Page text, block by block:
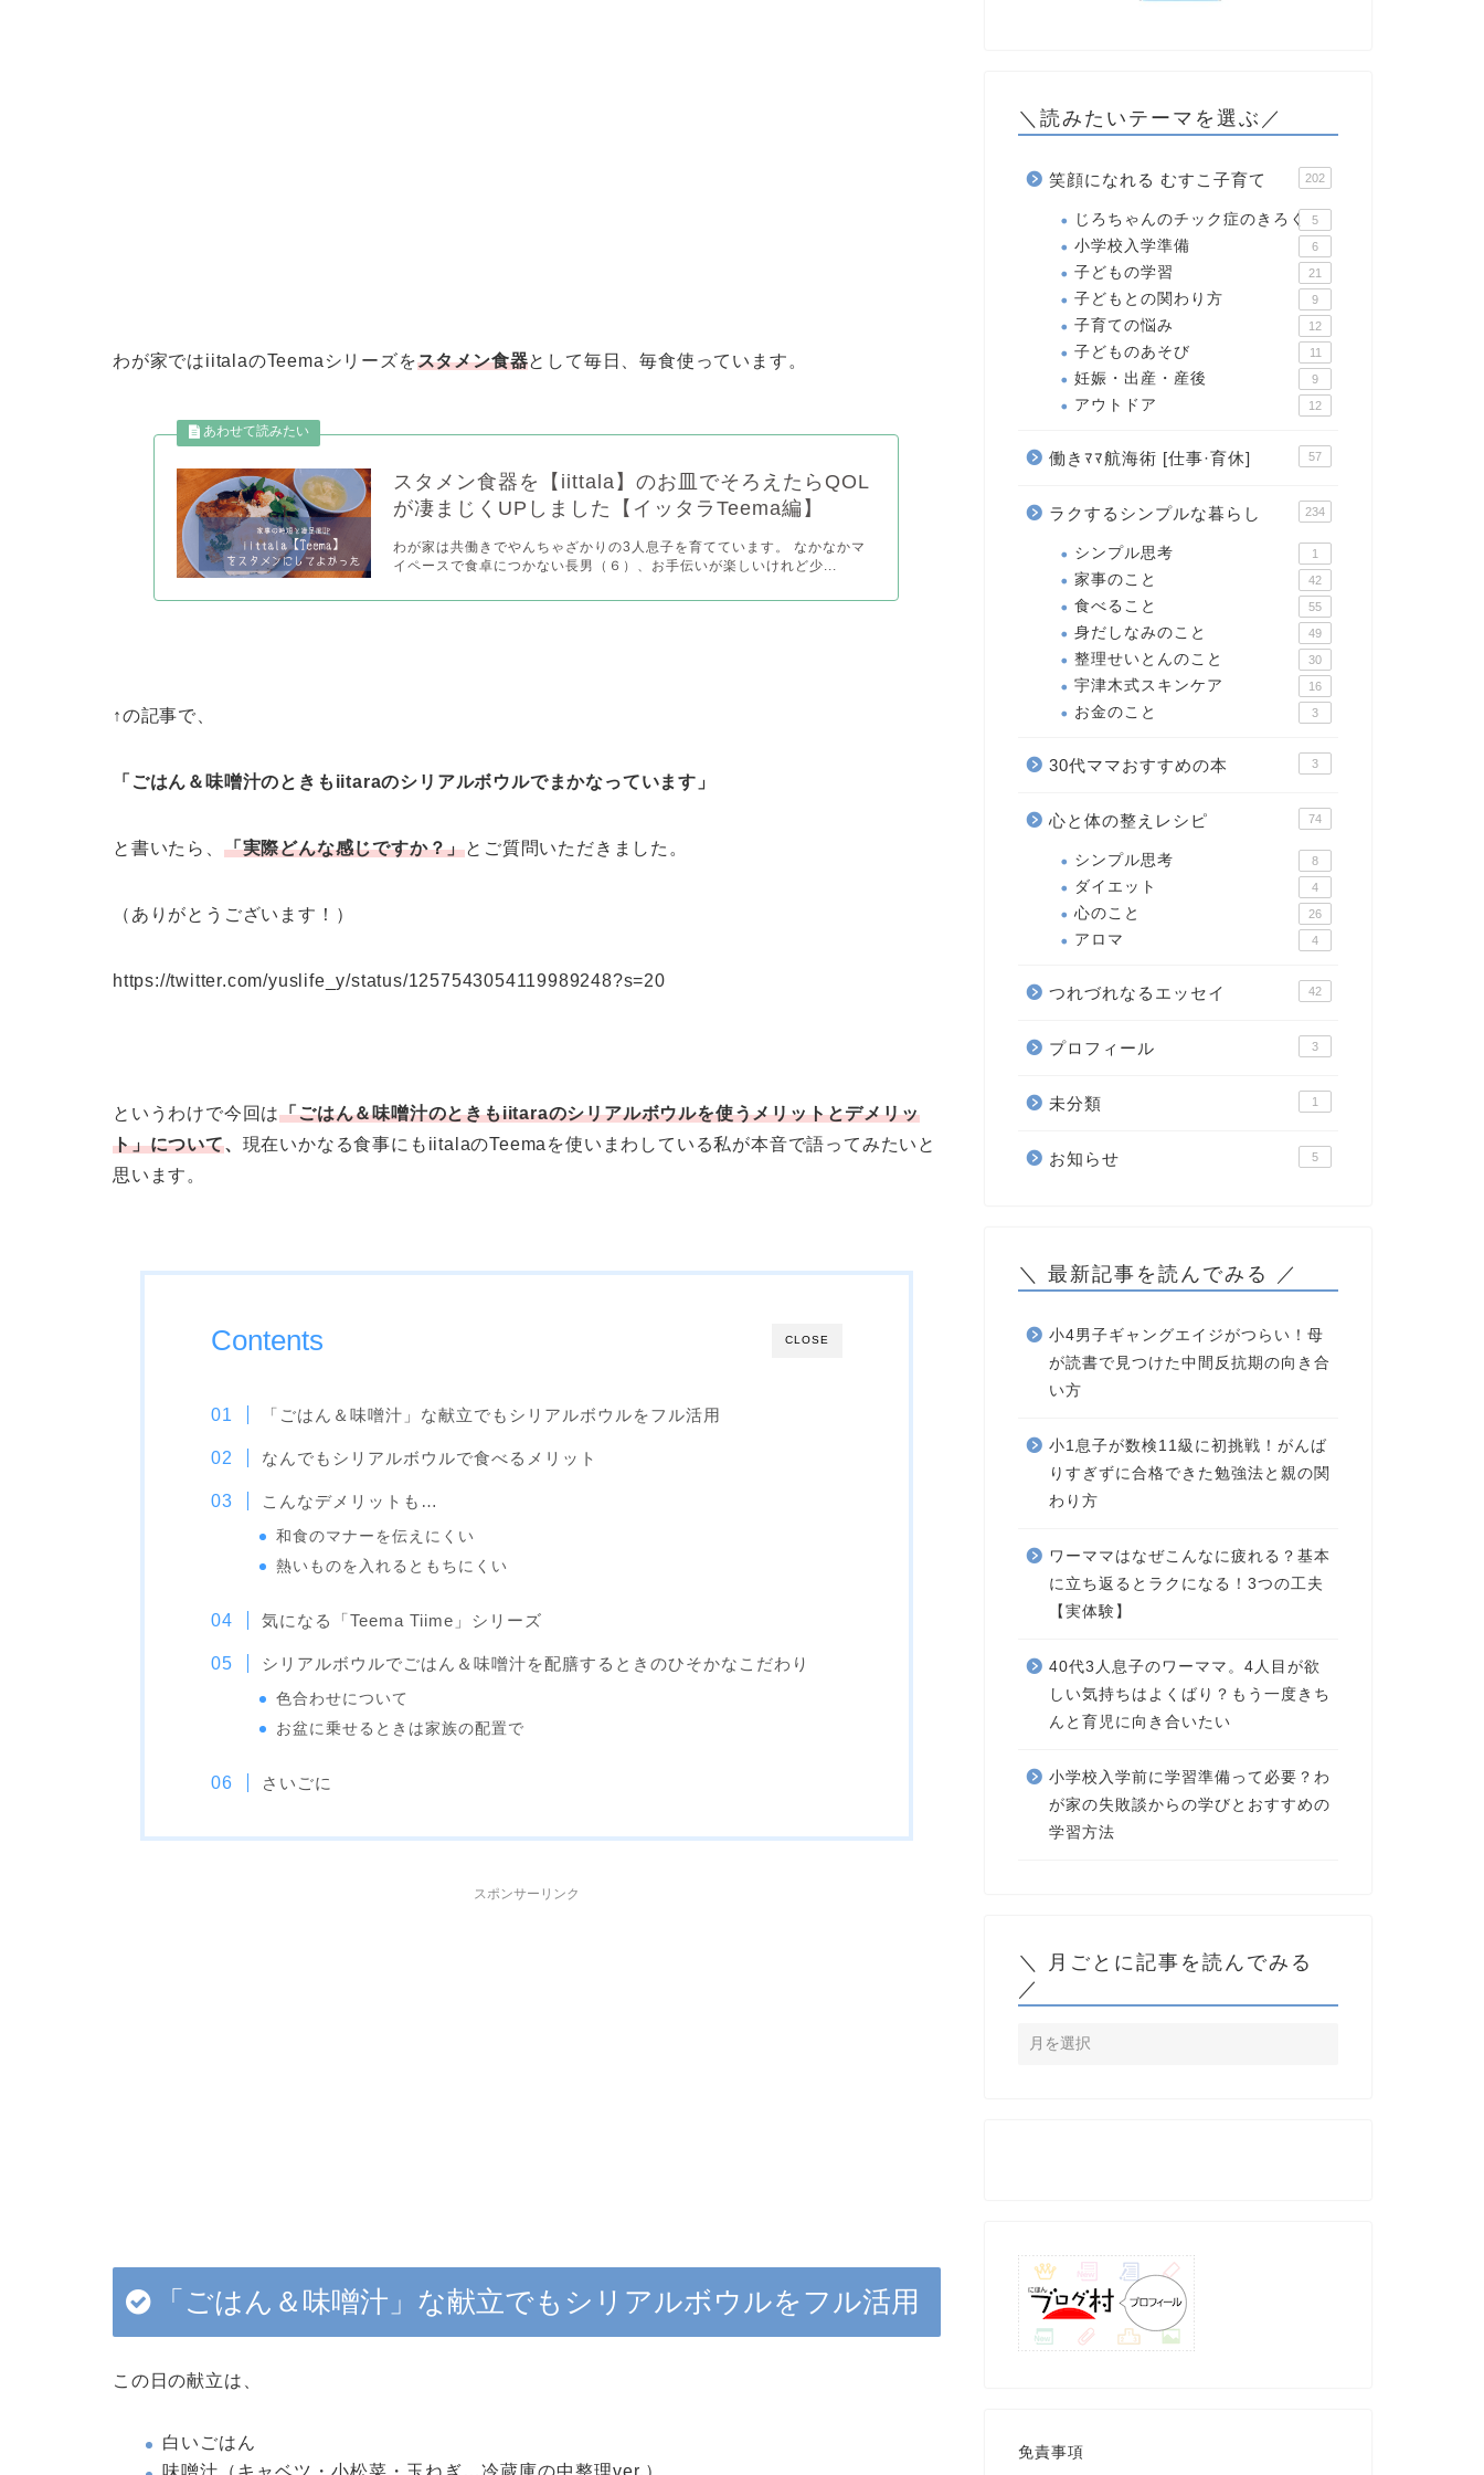
わが家ではiitalaのTeemaシリーズをスタメン食器として毎日、毎食使っています。
スタメン食器を【iittala】のお皿でそろえたらQOL
が凄まじくUPしました【イッタラTeema編】
わが家は共働きでやんちゃざかりの3人息子を育てています。 なかなかマ
イペースで食卓につかない長男（６）、お手伝いが楽しいけれど少...
↑の記事で、
「ごはん＆味噌汁のときもiitaraのシリアルボウルでまかなっています」
と書いたら、 「実際どんな感じですか？」とご質問いただきました。
（ありがとうございます！）
https://twitter.com/yuslife_y/status/1257543054119989248?s=20
というわけで今回は「ごはん＆味噌汁のときもiitaraのシリアルボウルを使うメリットとデメリッ
ト」について、 現在いかなる食事にもiitalaのTeemaを使いまわしている私が本音で語ってみたいと
思います。
CLOSE
Contents
「ごはん＆味噌汁」な献立でもシリアルボウルをフル活用
なんでもシリアルボウルで食べるメリット
こんなデメリットも…
和食のマナーを伝えにくい
熱いものを入れるともちにくい
気になる「Teema Tiime」シリーズ
シリアルボウルでごはん＆味噌汁を配膳するときのひそかなこだわり
色合わせについて
お盆に乗せるときは家族の配置で
さいごに
スポンサーリンク
「ごはん＆味噌汁」な献立でもシリアルボウルをフル活用
この日の献立は、
白いごはん
＼読みたいテーマを選ぶ／
笑顔になれる むすこ子育て 202
じろちゃんのチック症のきろく 5
小学校入学準備 6
子どもの学習 21
子どもとの関わり方 9
子育ての悩み 12
子どものあそび 11
妊娠・出産・産後 9
アウトドア 12
働きﾏﾏ航海術 [仕事·育休] 57
ラクするシンプルな暮らし 234
シンプル思考 1
家事のこと 42
食べること 55
身だしなみのこと 49
整理せいとんのこと 30
宇津木式スキンケア 16
お金のこと 3
30代ママおすすめの本 3
心と体の整えレシピ 74
シンプル思考 8
ダイエット 4
心のこと 26
アロマ 4
つれづれなるエッセイ 42
プロフィール 3
未分類 1
お知らせ 5
＼ 最新記事を読んでみる ／
小4男子ギャングエイジがつらい！母
が読書で見つけた中間反抗期の向き合
い方
小1息子が数検11級に初挑戦！がんば
りすぎずに合格できた勉強法と親の関
わり方
ワーママはなぜこんなに疲れる？基本
に立ち返るとラクになる！3つの工夫
【実体験】
40代3人息子のワーママ。4人目が欲
しい気持ちはよくばり？もう一度きち
んと育児に向き合いたい
小学校入学前に学習準備って必要？わ
が家の失敗談からの学びとおすすめの
学習方法
＼ 月ごとに記事を読んでみる
／
免責事項